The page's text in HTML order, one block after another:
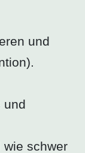
und
und
schwer